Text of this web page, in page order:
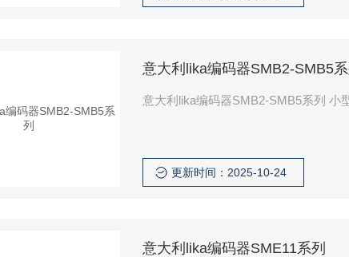
意大利lika编码器SMB2-SMB5系
意大利lika编码器SMB2-SMB5系列 小
更新时间：2025-10-24
意大利lika编码器SME11系列